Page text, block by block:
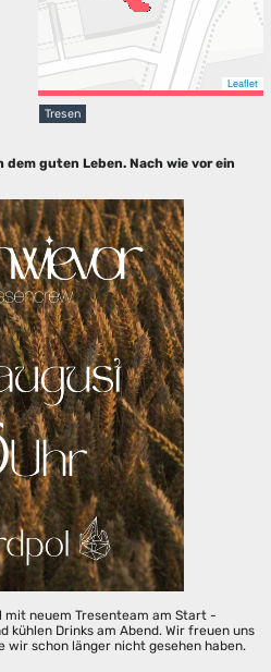
Leaflet
Tresen
dem guten Leben. Nach wie vor ein
mit neuem Tresenteam am Start -
kühlen Drinks am Abend. Wir freuen uns
wir schon länger nicht gesehen haben.